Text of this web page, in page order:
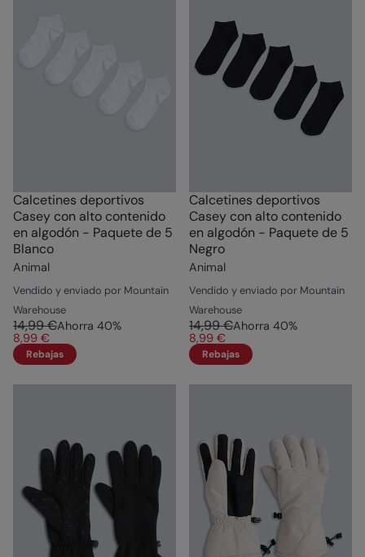
Calcetines deportivos
Casey con alto contenido
en algodón - Paquete de 5
Blanco
Animal
Vendido y enviado por Mountain
Warehouse
14,99 €Ahorra 40%
8,99 €
Rebajas
Calcetines deportivos
Casey con alto contenido
en algodón - Paquete de 5
Negro
Animal
Vendido y enviado por Mountain
Warehouse
14,99 €Ahorra 40%
8,99 €
Rebajas